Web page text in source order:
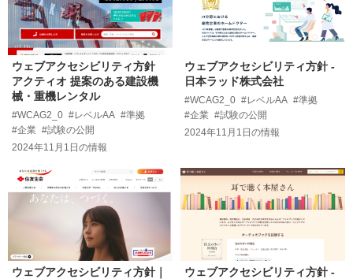
ウェブアクセシビリティ方針
アクティオ 提案のある建設機
械・重機レンタル
#WCAG2_0 #レベルAA #準拠
#企業 #試験の公開
2024年11月1日 の情報
ウェブアクセシビリティ方針 -
日本ラッド株式会社
#WCAG2_0 #レベルAA #準拠
#企業 #試験の公開
2024年11月1日 の情報
ウェブアクセシビリティ方針｜
ウェブアクセシビリティ方針 -